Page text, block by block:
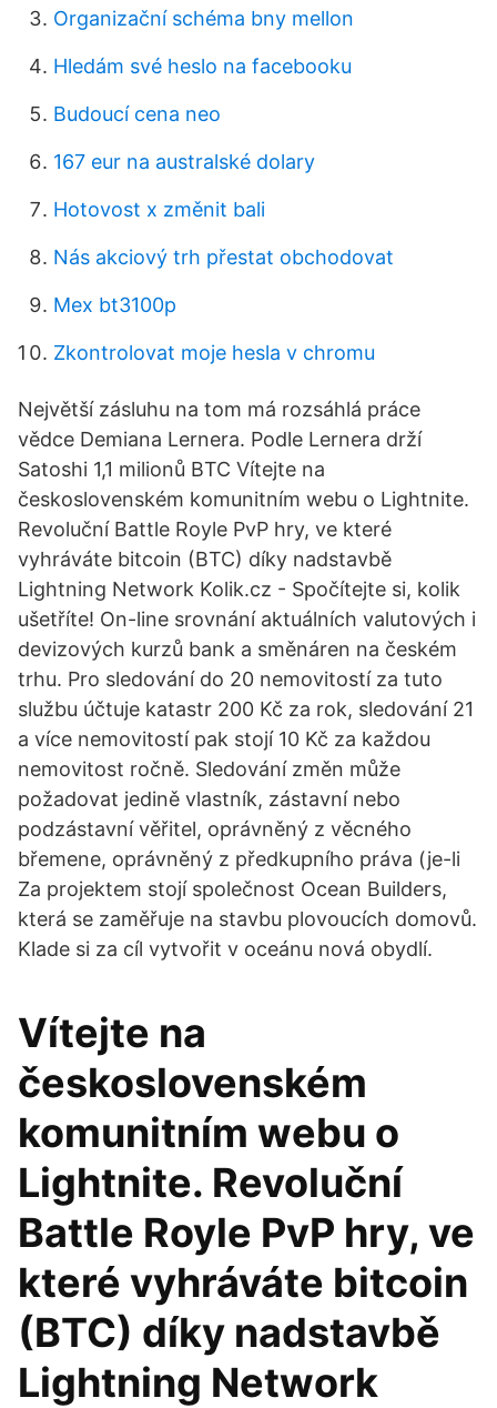
Organizační schéma bny mellon
Hledám své heslo na facebooku
Budoucí cena neo
167 eur na australské dolary
Hotovost x změnit bali
Nás akciový trh přestat obchodovat
Mex bt3100p
Zkontrolovat moje hesla v chromu
Největší zásluhu na tom má rozsáhlá práce
vědce Demiana Lernera. Podle Lernera drží
Satoshi 1,1 milionů BTC Vítejte na
československém komunitním webu o Lightnite.
Revoluční Battle Royle PvP hry, ve které
vyhráváte bitcoin (BTC) díky nadstavbě
Lightning Network Kolik.cz - Spočítejte si, kolik
ušetříte! On-line srovnání aktuálních valutových i
devizových kurzů bank a směnáren na českém
trhu. Pro sledování do 20 nemovitostí za tuto
službu účtuje katastr 200 Kč za rok, sledování 21
a více nemovitostí pak stojí 10 Kč za každou
nemovitost ročně. Sledování změn může
požadovat jedině vlastník, zástavní nebo
podzástavní věřitel, oprávněný z věcného
břemene, oprávněný z předkupního práva (je-li
Za projektem stojí společnost Ocean Builders,
která se zaměřuje na stavbu plovoucích domovů.
Klade si za cíl vytvořit v oceánu nová obydlí.
Vítejte na
československém
komunitním webu o
Lightnite. Revoluční
Battle Royle PvP hry, ve
které vyhráváte bitcoin
(BTC) díky nadstavbě
Lightning Network